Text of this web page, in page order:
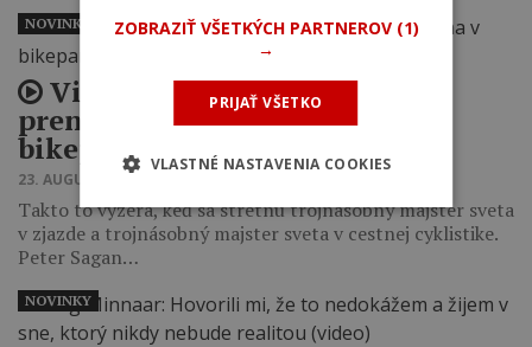
Video: Greg Minnaar
prenasleduje Petra Sagana v
bikeparku v Andorre
23. AUGUSTA 2021 22:25
Takto to vyzerá, keď sa stretnú trojnásobný majster sveta
v zjazde a trojnásobný majster sveta v cestnej cyklistike.
Peter Sagan…
NOVINKY
NOVINKY
ZOBRAZIŤ VŠETKÝCH PARTNEROV (1)
→
PRIJAŤ VŠETKO
VLASTNÉ NASTAVENIA COOKIES